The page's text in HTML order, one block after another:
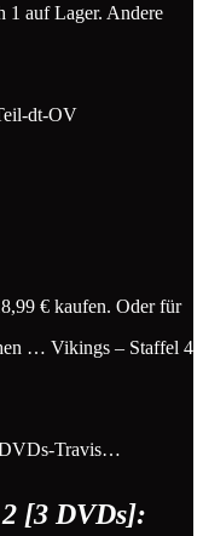
1 auf Lager. Andere
dt-OV
€ kaufen. Oder für
… Vikings – Staffel 4
DVDs-Travis…
[3 DVDs]: